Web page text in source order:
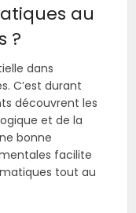
au
?
dans
C’est durant
découvrent les
et de la
bonne
facilite
tout au